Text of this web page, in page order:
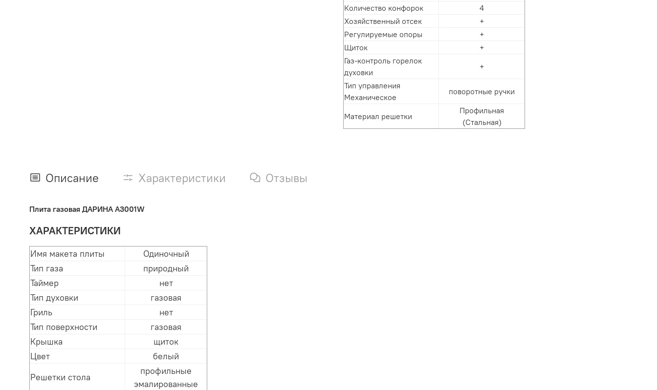
Количество конфорок
4
Хозяйственный отсек
+
Регулируемые опоры
+
Щиток
+
Газ-контроль горелок
духовки
+
Тип управления
Механическое
поворотные ручки
Материал решетки
Профильная
(Стальная)
Описание Характеристики Отзывы
Плита газовая ДАРИНА A3001W
ХАРАКТЕРИСТИКИ
Имя макета плиты
Одиночный
Тип газа
природный
Таймер
нет
Тип духовки
газовая
Гриль
нет
Тип поверхности
газовая
Крышка
щиток
Цвет
белый
Решетки стола
профильные
эмалированные